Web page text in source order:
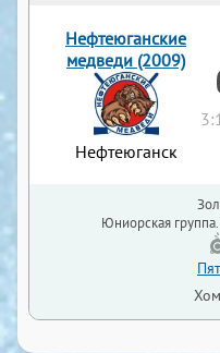
Нефтеюганские
медведи (2009)
Нефтеюганск
Юниорская